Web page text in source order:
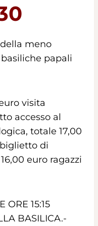
meno
papali
visita
accesso al
totale 17,00
di
euro ragazzi
ORE 15:15
BASILICA.-